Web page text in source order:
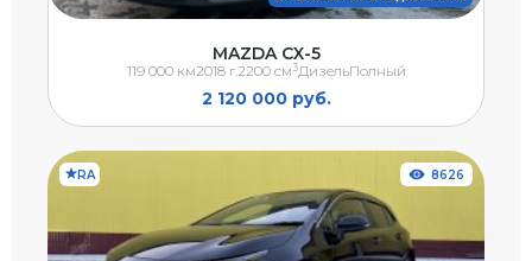
MAZDA CX-5
2 120 000 руб.
119 000 км2018 г.2200 см3ДизельПолный
RA 8626